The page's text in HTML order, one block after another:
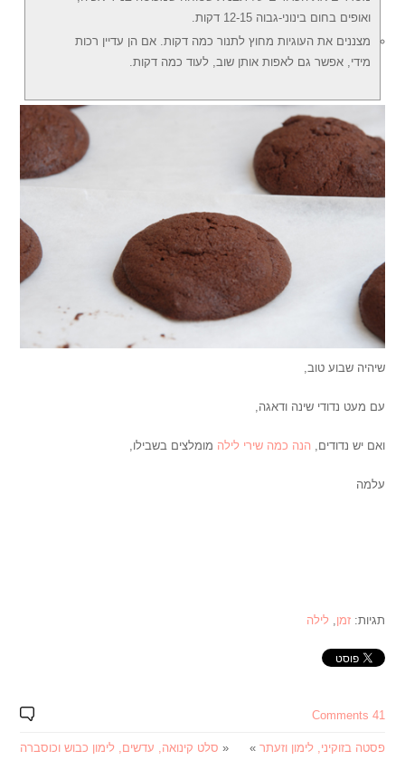
ואופים בחום בינוני-גבוה 12-15 דקות.
מצננים את העוגיות מחוץ לתנור כמה דקות. אם הן עדיין רכות
מידי, אפשר גם לאפות אותן שוב, לעוד כמה דקות.
שיהיה שבוע טוב,
עם מעט נדודי שינה ודאגה,
ואם יש נדודים,הנה כמה שירילילה מומלצים בשבילו,
עלמה
תגיות:זמן,לילה
41 Comments
« סלט קינואה, עדשים, לימון כבוש וכוסברה פסטה בזוקיני, לימון וזעתר »